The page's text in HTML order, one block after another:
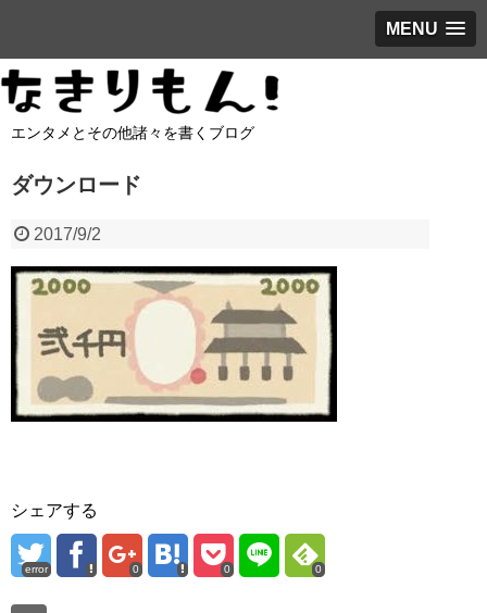
MENU
エンタメとその他諸々を書くブログ
ダウンロード
2017/9/2
シェアする
error 0 0 0